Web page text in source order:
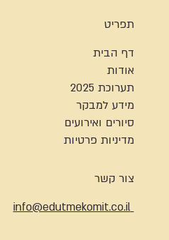
תפריט
דף הבית
אודות
תערוכת 2025
מידע למבקר
סיורים ואירועים
מדיניות פרטיות
צור קשר
info@edutmekomit.co.il